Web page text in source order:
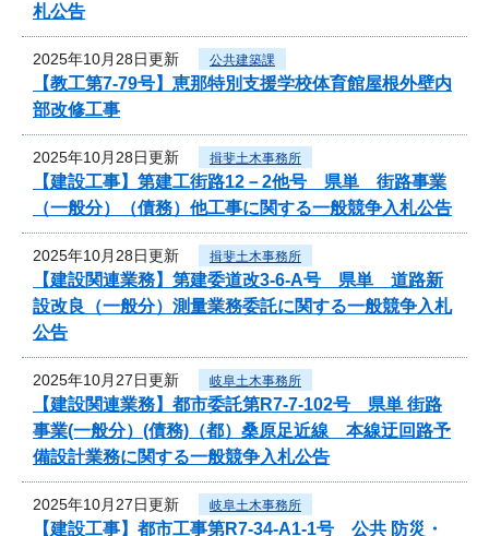
札公告
2025年10月28日更新 公共建築課
【教工第7-79号】恵那特別支援学校体育館屋根外壁内
部改修工事
2025年10月28日更新 揖斐土木事務所
【建設工事】第建工街路12－2他号 県単 街路事業
（一般分）（債務）他工事に関する一般競争入札公告
2025年10月28日更新 揖斐土木事務所
【建設関連業務】第建委道改3-6-A号 県単 道路新
設改良（一般分）測量業務委託に関する一般競争入札
公告
2025年10月27日更新 岐阜土木事務所
【建設関連業務】都市委託第R7-7-102号 県単 街路
事業(一般分）(債務)（都）桑原足近線 本線迂回路予
備設計業務に関する一般競争入札公告
2025年10月27日更新 岐阜土木事務所
【建設工事】都市工事第R7-34-A1-1号 公共 防災・